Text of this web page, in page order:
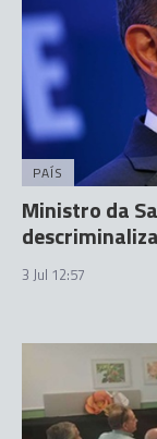
PAÍS
Ministro da
3 Jul 12:57